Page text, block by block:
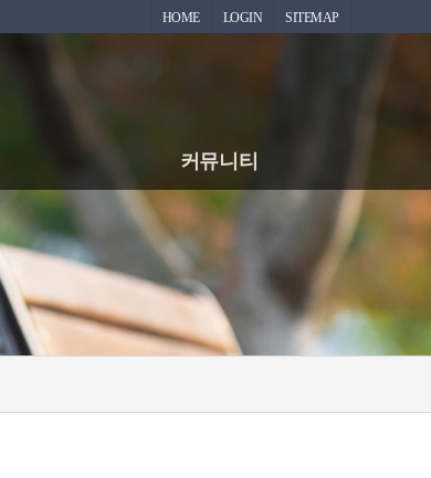
HOME LOGIN SITEMAP
커뮤니티